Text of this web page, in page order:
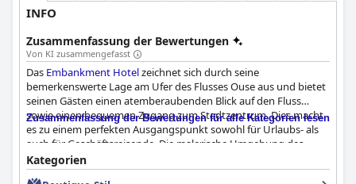
INFO
Zusammenfassung der Bewertungen
Von KI zusammengefasst
Das Embankment Hotelzeichnet sich durch seine
bemerkenswerte Lage am Ufer des Flusses Ouse aus und bietet
seinen Gästen einen atemberaubenden Blick auf den Fluss
sowie einen bequemen Zugang zum Stadtzentrum. Dies macht
es zu einem perfekten Ausgangspunkt sowohl für Urlaubs- als
auch für Geschäftsreisende. Die malerische Umgebung des
Hotels, kombiniert mit dem einfachen Zugang zu ruhigen
Flusswanderwegen, nahegelegenen Parks und lokalen
Zusammenfassung der Bewertungen für alle Kategorien lesen
Kategorien